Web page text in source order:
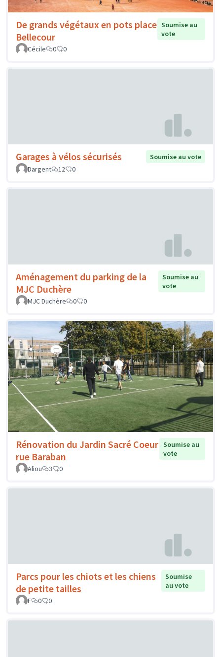
De grands végétaux en pots place
Bellecour
Soumise au
vote
Cécile
0 0
Garages à vélos sécurisés
Soumise au vote
Dargent
12 0
Aménagement du parking de la
MJC Duchère
Soumise au
vote
MJC Duchère
0 0
Rénovation du Jardin Sacré Coeur
rue Baraban
Soumise au
vote
Aliou
3 0
Parcs pour les chiots et les chiens
de petite tailles
Soumise
au vote
F
0 0